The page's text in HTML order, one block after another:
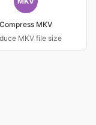
Compress MKV
MKV file size